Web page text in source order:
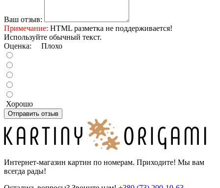
Ваш отзыв:
Примечание: HTML разметка не поддерживается!
Используйте обычный текст.
Оценка: Плохо
Хорошо
Отправить отзыв
Интернет-магазин картин по номерам. Приходите! Мы вам
всегда рады!